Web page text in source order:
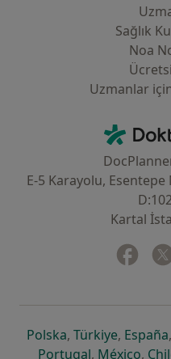
Sağlık
Noa
Uzmanlar
E-5 Karayolu,
Kartal
Polskayeni bir sekmede
, Türkiyeyeni bir
, España,
Portugalyeni bir
, Méxicoyeni
,